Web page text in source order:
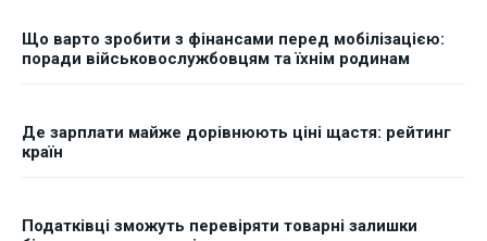
Що варто зробити з фінансами перед мобілізацією:
поради військовослужбовцям та їхнім родинам
Де зарплати майже дорівнюють ціні щастя: рейтинг
країн
Податківці зможуть перевіряти товарні залишки